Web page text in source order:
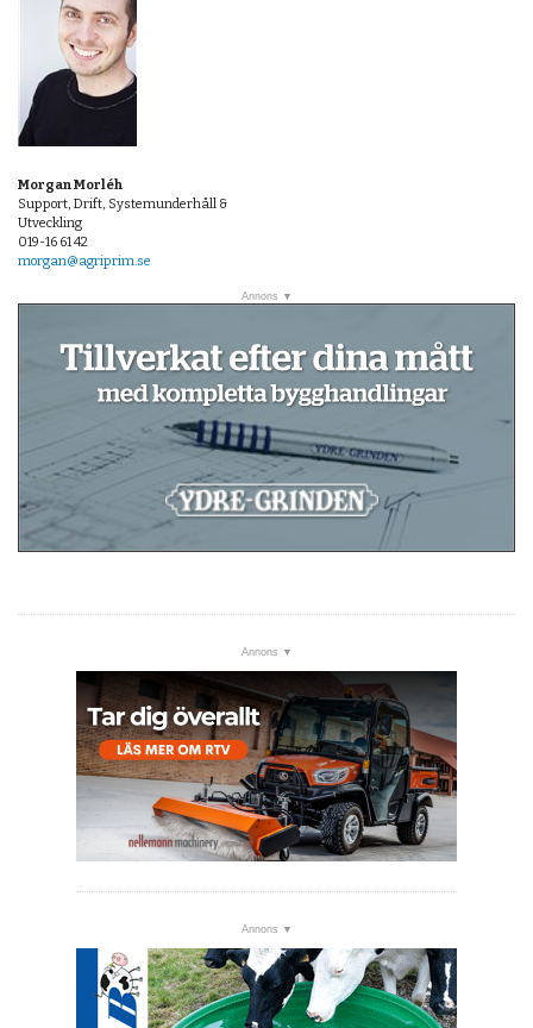
Morgan Morléh
Support, Drift, Systemunderhåll &
Utveckling
019-16 61 42
morgan@agriprim.se